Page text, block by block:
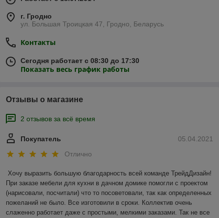
г. Гродно
ул. Большая Троицкая 47, Гродно, Беларусь
Контакты
Сегодня работает с 08:30 до 17:30
Показать весь график работы
Отзывы о магазине
2 отзывов за всё время
05.04.2021
Покупатель
Отлично
Хочу выразить большую благодарность всей команде ТрейдДизайн!
При заказе мебели для кухни в дачном домике помогли с проектом
(нарисовали, посчитали) что то посоветовали, так как определенных
пожеланий не было. Все изготовили в сроки. Коллектив очень
слаженно работает даже с простыми, мелкими заказами. Так не все